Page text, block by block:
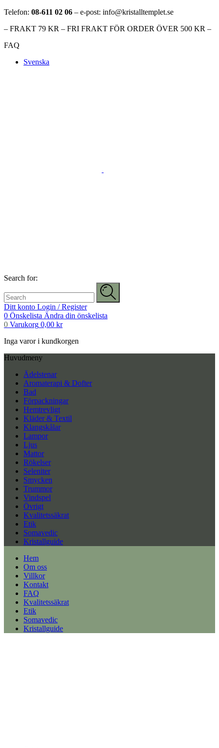
Telefon: 08-611 02 06 – e-post: info@kristalltemplet.se
– FRAKT 79 KR – FRI FRAKT FÖR ORDER ÖVER 500 KR –
FAQ
Svenska
Search for:
Ditt konto Login / Register
0 Önskelista Ändra din önskelista
0 Varukorg 0,00 kr
Inga varor i kundkorgen
Huvudmeny
Ädelstenar
Aromaterapi & Dofter
Bad
Förpackningar
Hemtrevligt
Kläder & Textil
Klangskålar
Lampor
Ljus
Mattor
Rökelser
Seleniter
Smycken
Trummor
Vindspel
Övrigt
Kvalitetssäkrat
Etik
Somavedic
Kristallguide
Hem
Om oss
Villkor
Kontakt
FAQ
Kvalitetssäkrat
Etik
Somavedic
Kristallguide